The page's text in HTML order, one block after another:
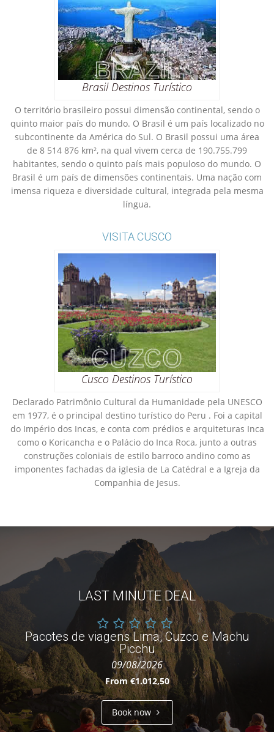
Brasil Destinos Turístico
O território brasileiro possui dimensão continental, sendo o
quinto maior país do mundo. O Brasil é um país localizado no
subcontinente da América do Sul. O Brasil possui uma área
de 8 514 876 km², na qual vivem cerca de 190.755.799
habitantes, sendo o quinto país mais populoso do mundo. O
Brasil é um país de dimensões continentais. Uma nação com
imensa riqueza e diversidade cultural, integrada pela mesma
língua.
VISITA CUSCO
Cusco Destinos Turístico
Declarado Patrimônio Cultural da Humanidade pela UNESCO
em 1977, é o principal destino turístico do Peru . Foi a capital
do Império dos Incas, e conta com prédios e arquiteturas Inca
como o Koricancha e o Palácio do Inca Roca, junto a outras
construções coloniais de estilo barroco andino como as
imponentes fachadas da iglesia de La Catédral e a Igreja da
Companhia de Jesus.
LAST MINUTE DEAL
Pacotes de viagens Lima, Cuzco e Machu
Picchu
09/08/2026
From €1.012,50
Book now